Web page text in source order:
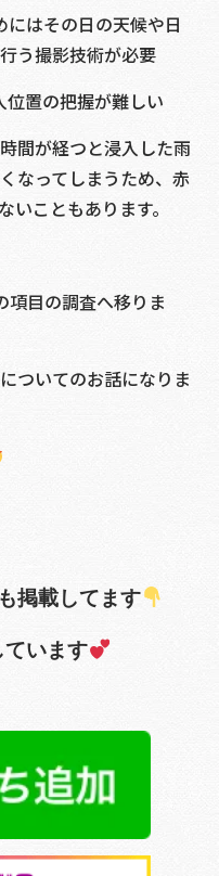
はその日の天候や日
う撮影技術が必要
置の把握が難しい
間が経つと浸入した雨
なってしまうため、赤
いこともあります。
項目の調査へ移りま
ついてのお話になりま
掲載してます
ています